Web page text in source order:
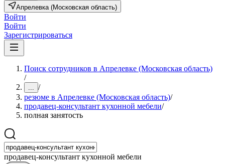
Апрелевка (Московская область)
Войти
Войти
Зарегистрироваться
Поиск сотрудников в Апрелевке (Московская область)
/
... /
резюме в Апрелевке (Московская область)/
продавец-консультант кухонной мебели/
полная занятость
продавец-консультант кухонной мебели